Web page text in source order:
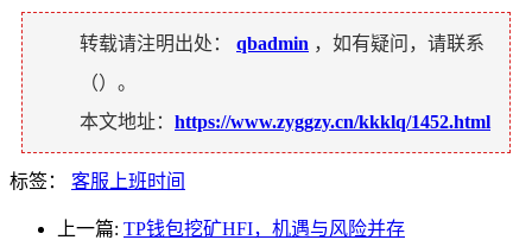
转载请注明出处： qbadmin ，如有疑问，请联系
（）。
本文地址： https://www.zyggzy.cn/kkklq/1452.html
标签： 客服上班时间
上一篇: TP钱包挖矿HFI，机遇与风险并存